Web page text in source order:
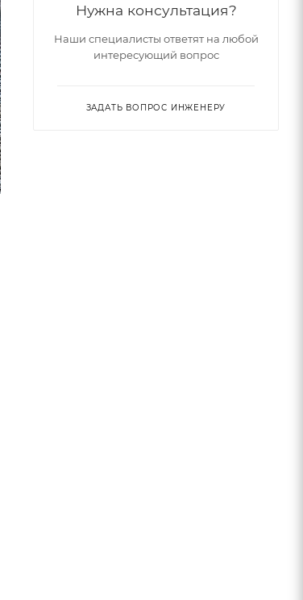
Нужна консультация?
Наши специалисты ответят на любой
интересующий вопрос
ЗАДАТЬ ВОПРОС ИНЖЕНЕРУ